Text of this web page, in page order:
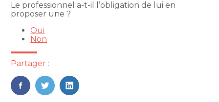
Le professionnel a-t-il l’obligation de lui en
proposer une ?
Oui
Non
Partager :
FaceBook
TwitterLinkedIn